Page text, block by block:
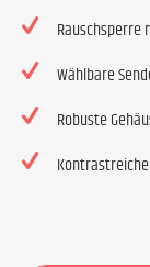
Wählbare
Robuste
Kontrastreiche